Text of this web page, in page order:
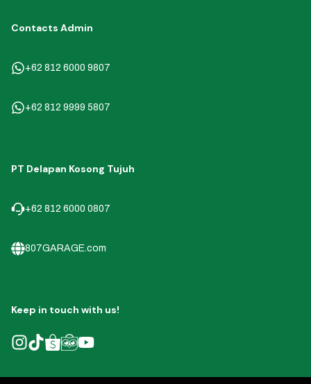
Contacts Admin
+62 812 6000 9807
+62 812 9999 5807
PT Delapan Kosong Tujuh
+62 812 6000 0807
807GARAGE.com
Keep in touch with us!